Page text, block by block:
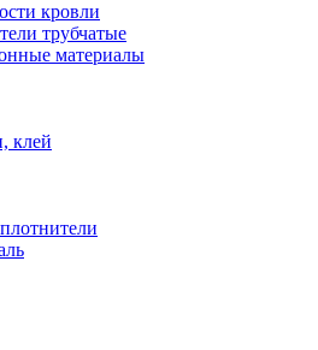
кровли
трубчатые
материалы
клей